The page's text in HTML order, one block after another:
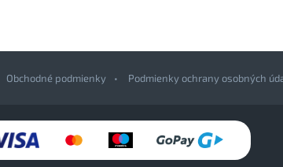
Obchodné podmienky Podmienky ochrany osobných